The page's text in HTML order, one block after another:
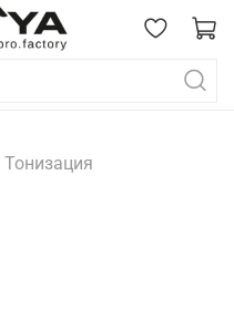
Тонизация